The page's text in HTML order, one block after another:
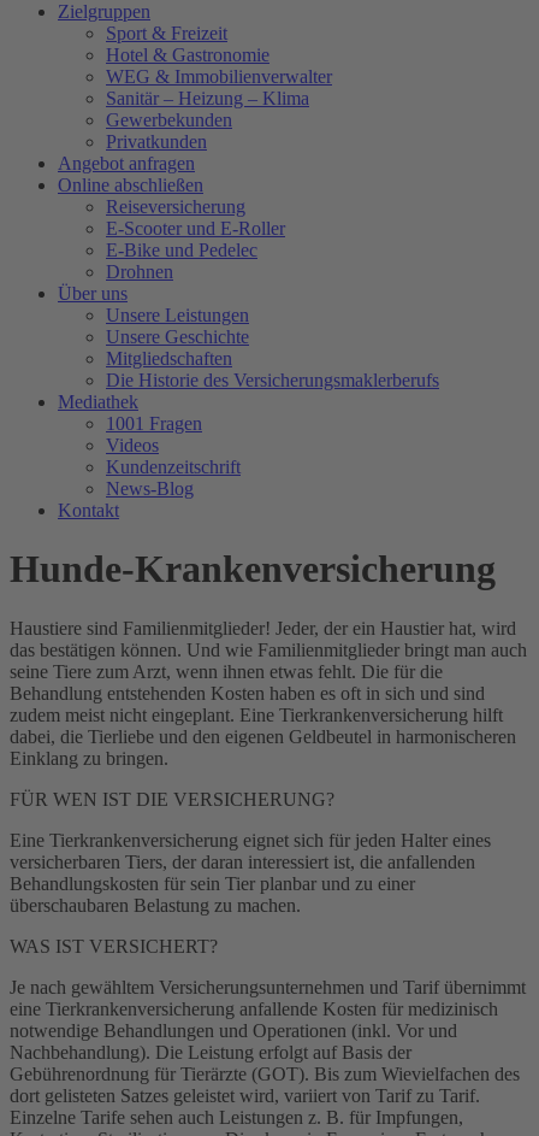
Zielgruppen
Sport & Freizeit
Hotel & Gastronomie
WEG & Immobilienverwalter
Sanitär – Heizung – Klima
Gewerbekunden
Privatkunden
Angebot anfragen
Online abschließen
Reiseversicherung
E-Scooter und E-Roller
E-Bike und Pedelec
Drohnen
Über uns
Unsere Leistungen
Unsere Geschichte
Mitgliedschaften
Die Historie des Versicherungsmaklerberufs
Mediathek
1001 Fragen
Videos
Kundenzeitschrift
News-Blog
Kontakt
Hunde-Krankenversicherung
Haustiere sind Familienmitglieder! Jeder, der ein Haustier hat, wird
das bestätigen können. Und wie Familienmitglieder bringt man auch
seine Tiere zum Arzt, wenn ihnen etwas fehlt. Die für die
Behandlung entstehenden Kosten haben es oft in sich und sind
zudem meist nicht eingeplant. Eine Tierkrankenversicherung hilft
dabei, die Tierliebe und den eigenen Geldbeutel in harmonischeren
Einklang zu bringen.
FÜR WEN IST DIE VERSICHERUNG?
Eine Tierkrankenversicherung eignet sich für jeden Halter eines
versicherbaren Tiers, der daran interessiert ist, die anfallenden
Behandlungskosten für sein Tier planbar und zu einer
überschaubaren Belastung zu machen.
WAS IST VERSICHERT?
Je nach gewähltem Versicherungsunternehmen und Tarif übernimmt
eine Tierkrankenversicherung anfallende Kosten für medizinisch
notwendige Behandlungen und Operationen (inkl. Vor­ und
Nachbehandlung). Die Leistung erfolgt auf Basis der
Gebührenordnung für Tierärzte (GOT). Bis zum Wievielfachen des
dort gelisteten Satzes geleistet wird, variiert von Tarif zu Tarif.
Einzelne Tarife sehen auch Leistungen z. B. für Impfungen,